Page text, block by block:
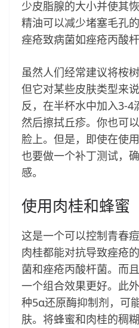
少皮脂腺的大小并使其
精油可以减少堵塞毛孔
痤疮致病菌如痤疮丙酸杆
虽然人们经常建议将桉
但它对某些皮肤类型来
反，在半杯水中加入3-4
然后擦拭丘疹。你也可
脸上。但是，即使在使
也要做一个补丁测试，
感。
使用肉桂和蜂蜜
这是一个可以控制青春
肉桂都能对抗导致痤疮
菌和痤疮丙酸杆菌。而
一个组合效果更好。此
种5α还原酶抑制剂，可
肤。将蜂蜜和肉桂的稠